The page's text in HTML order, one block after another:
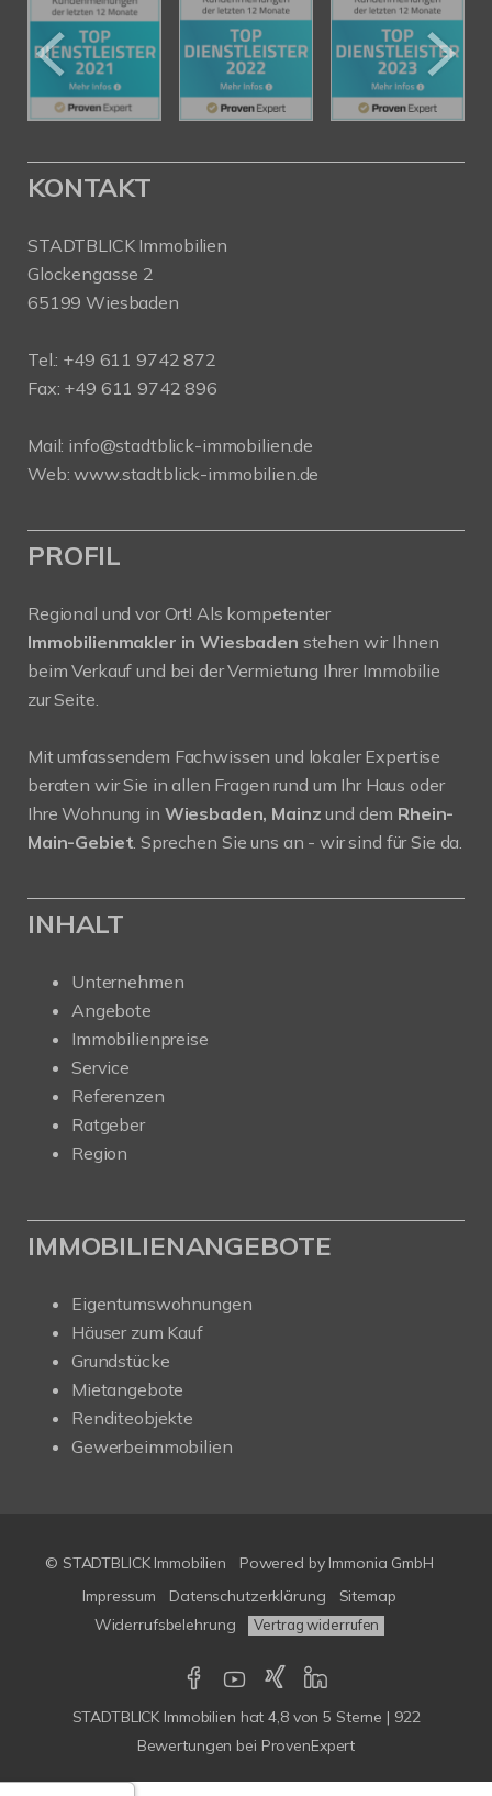
KONTAKT
STADTBLICK Immobilien
Glockengasse 2
65199 Wiesbaden
Tel.: +49 611 9742 872
Fax: +49 611 9742 896
Mail: info@stadtblick-immobilien.de
Web:www.stadtblick-immobilien.de
PROFIL
Regional und vor Ort! Als kompetenter
Immobilienmakler in Wiesbaden stehen wir Ihnen
beim Verkauf und bei der Vermietung Ihrer Immobilie
zur Seite.
Mit umfassendem Fachwissen und lokaler Expertise
beraten wir Sie in allen Fragen rund um Ihr Haus oder
Ihre Wohnung in Wiesbaden, Mainzund dem Rhein-
Main-Gebiet. Sprechen Sie uns an - wir sind für Sie da.
INHALT
Unternehmen
Angebote
Immobilienpreise
Service
Referenzen
Ratgeber
Region
IMMOBILIENANGEBOTE
Eigentumswohnungen
Häuser zum Kauf
Grundstücke
Mietangebote
Renditeobjekte
Gewerbeimmobilien
© STADTBLICK Immobilien Powered by Immonia GmbH
Impressum
Datenschutzerklärung
Sitemap
Widerrufsbelehrung
Vertrag widerrufen
STADTBLICK Immobilien hat4,8von5 Sterne | 922
Bewertungen bei ProvenExpert